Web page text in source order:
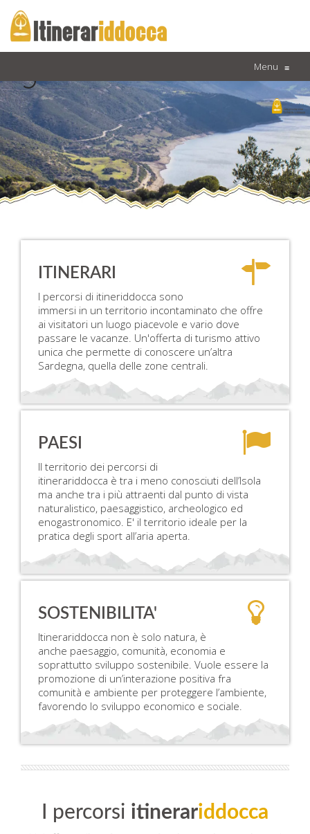
Menu ≡
ITINERARI
I percorsi di itineriddocca sono
immersi in un territorio incontaminato che offre
ai visitatori un luogo piacevole e vario dove
passare le vacanze. Un'offerta di turismo attivo
unica che permette di conoscere un’altra
Sardegna, quella delle zone centrali.
PAESI
Il territorio dei percorsi di
itinerariddocca è tra i meno conosciuti dell’Isola
ma anche tra i più attraenti dal punto di vista
naturalistico, paesaggistico, archeologico ed
enogastronomico. E' il territorio ideale per la
pratica degli sport all’aria aperta.
SOSTENIBILITA'
Itinerariddocca non è solo natura, è
anche paesaggio, comunità, economia e
soprattutto sviluppo sostenibile. Vuole essere la
promozione di un’interazione positiva fra
comunità e ambiente per proteggere l’ambiente,
favorendo lo sviluppo economico e sociale.
I percorsi itinerariddocca